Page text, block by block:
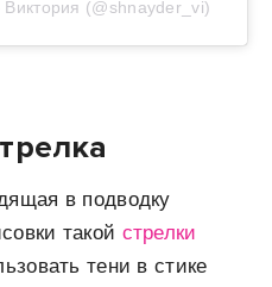
(@shnayder_vi)
в подводку
такой стрелки
тени в стике